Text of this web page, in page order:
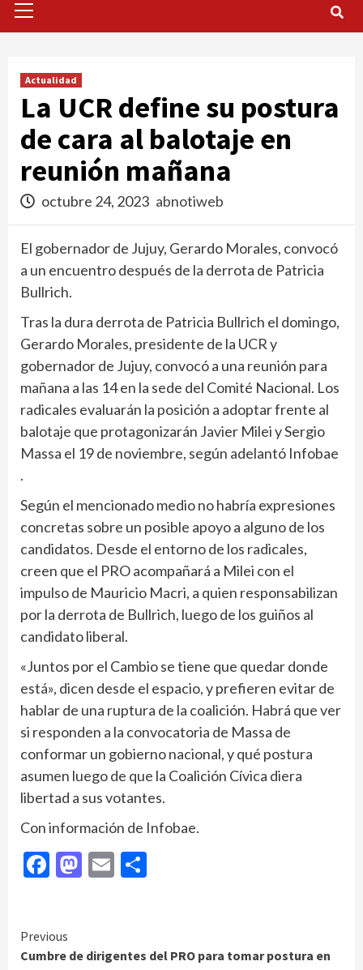
Menu
Actualidad
La UCR define su postura
de cara al balotaje en
reunión mañana
octubre 24, 2023 abnotiweb
El gobernador de Jujuy, Gerardo Morales, convocó
a un encuentro después de la derrota de Patricia
Bullrich.
Tras la dura derrota de Patricia Bullrich el domingo,
Gerardo Morales, presidente de la UCR y
gobernador de Jujuy, convocó a una reunión para
mañana a las 14 en la sede del Comité Nacional. Los
radicales evaluarán la posición a adoptar frente al
balotaje que protagonizarán Javier Milei y Sergio
Massa el 19 de noviembre, según adelantó Infobae
.
Según el mencionado medio no habría expresiones
concretas sobre un posible apoyo a alguno de los
candidatos. Desde el entorno de los radicales,
creen que el PRO acompañará a Milei con el
impulso de Mauricio Macri, a quien responsabilizan
por la derrota de Bullrich, luego de los guiños al
candidato liberal.
«Juntos por el Cambio se tiene que quedar donde
está», dicen desde el espacio, y prefieren evitar de
hablar de una ruptura de la coalición. Habrá que ver
si responden a la convocatoria de Massa de
conformar un gobierno nacional, y qué postura
asumen luego de que la Coalición Cívica diera
libertad a sus votantes.
Con información de Infobae.
Facebook
Mastodon
Email
Continue
Previous
Cumbre de dirigentes del PRO para tomar postura en